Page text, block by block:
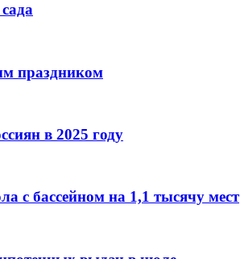
праздником
в 2025 году
с бассейном на 1,1 тысячу мест